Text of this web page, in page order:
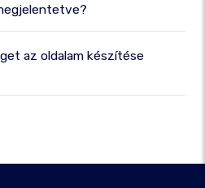
az oldalam készítése